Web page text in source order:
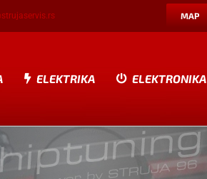
MAP
ELEKTRIKA ELEKTRONIKA